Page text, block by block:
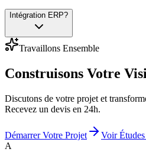
Intégration ERP?
Travaillons Ensemble
Construisons Votre
Discutons de votre projet et
Recevez un devis en 24h.
Démarrer Votre Projet
Voir
A